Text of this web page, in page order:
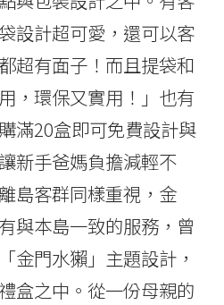
設計超可愛，還可以客
超有面子！而且提袋和
，環保又實用！」也有
滿20盒即可免費設計與
新手爸媽負擔減輕不
島客群同樣重視，金
與本島一致的服務，曾
金門水獺」主題設計，
盒之中。從一份母親的